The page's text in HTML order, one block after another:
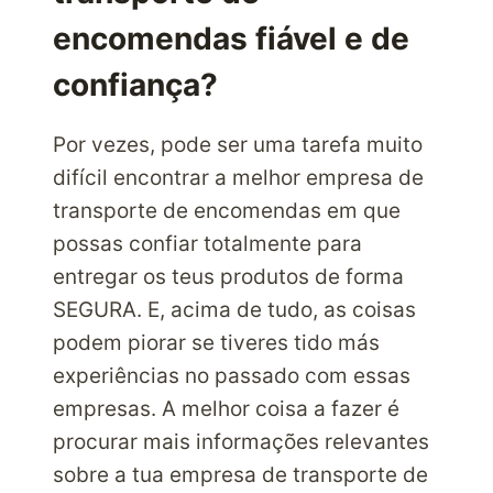
encomendas fiável e de
confiança?
Por vezes, pode ser uma tarefa muito
difícil encontrar a melhor empresa de
transporte de encomendas em que
possas confiar totalmente para
entregar os teus produtos de forma
SEGURA. E, acima de tudo, as coisas
podem piorar se tiveres tido más
experiências no passado com essas
empresas. A melhor coisa a fazer é
procurar mais informações relevantes
sobre a tua empresa de transporte de